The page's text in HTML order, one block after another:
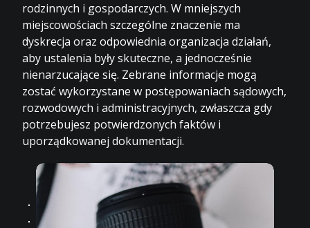
rodzinnych i gospodarczych. W mniejszych
miejscowościach szczególne znaczenie ma
dyskrecja oraz odpowiednia organizacja działań,
aby ustalenia były skuteczne, a jednocześnie
nienarzucające się. Zebrane informacje mogą
zostać wykorzystane w postępowaniach sądowych,
rozwodowych i administracyjnych, zwłaszcza gdy
potrzebujesz potwierdzonych faktów i
uporządkowanej dokumentacji.